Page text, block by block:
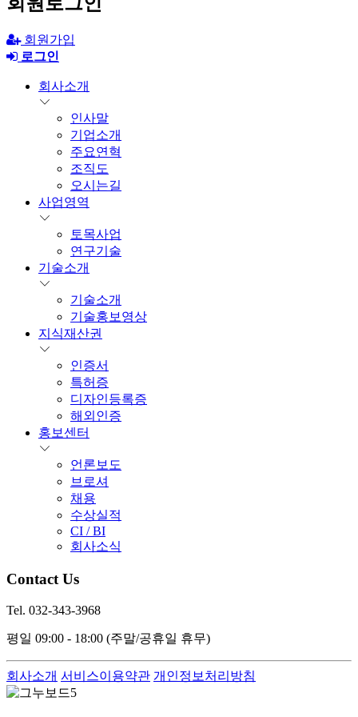
회원가입
로그인
회사소개
인사말
기업소개
주요연혁
조직도
오시는길
사업영역
토목사업
연구기술
기술소개
기술소개
기술홍보영상
지식재산권
인증서
특허증
디자인등록증
해외인증
홍보센터
언론보도
브로셔
채용
수상실적
CI / BI
회사소식
Contact Us
Tel. 032-343-3968
평일 09:00 - 18:00 (주말/공휴일 휴무)
회사소개 서비스이용약관 개인정보처리방침